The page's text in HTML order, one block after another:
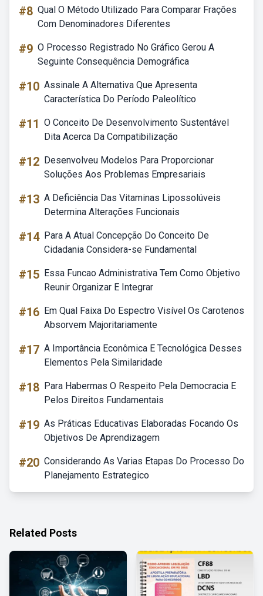
#8 Qual O Método Utilizado Para Comparar Frações
Com Denominadores Diferentes
#9 O Processo Registrado No Gráfico Gerou A
Seguinte Consequência Demográfica
#10 Assinale A Alternativa Que Apresenta
Característica Do Período Paleolítico
#11 O Conceito De Desenvolvimento Sustentável
Dita Acerca Da Compatibilização
#12 Desenvolveu Modelos Para Proporcionar
Soluções Aos Problemas Empresariais
#13 A Deficiência Das Vitaminas Lipossolúveis
Determina Alterações Funcionais
#14 Para A Atual Concepção Do Conceito De
Cidadania Considera-se Fundamental
#15 Essa Funcao Administrativa Tem Como Objetivo
Reunir Organizar E Integrar
#16 Em Qual Faixa Do Espectro Visível Os Carotenos
Absorvem Majoritariamente
#17 A Importância Econômica E Tecnológica Desses
Elementos Pela Similaridade
#18 Para Habermas O Respeito Pela Democracia E
Pelos Direitos Fundamentais
#19 As Práticas Educativas Elaboradas Focando Os
Objetivos De Aprendizagem
#20 Considerando As Varias Etapas Do Processo Do
Planejamento Estrategico
Related Posts